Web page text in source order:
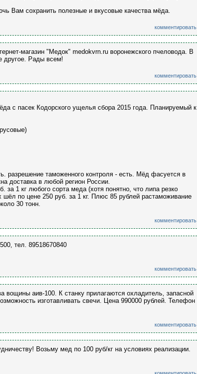
Вам сохранить полезные и вкусовые качества мёда.
комментировать
магазин "Медок" medokvrn.ru воронежского пчеловода. В
другое. Рады всем!
комментировать
с пасек Кодорского ущелья сбора 2015 года. Планируемый к
разрешение таможенного контроля - есть. Мёд фасуется в
доставка в любой регион России.
1 кг любого сорта меда (хотя понятно, что липа резко
по цене 250 руб. за 1 кг. Плюс 85 рублей растаможивание
30 тонн.
комментировать
тел. 89518670840
комментировать
вощины аив-100. К станку прилагаются охладитель, запасной
изготавливать свечи. Цена 990000 рублей. Телефон
комментировать
Возьму мед по 100 руб/кг на условиях реализации.